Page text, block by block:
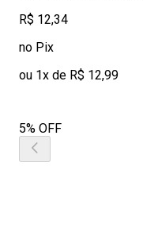
R$ 12,34
no Pix
ou 1x de R$ 12,99
5% OFF